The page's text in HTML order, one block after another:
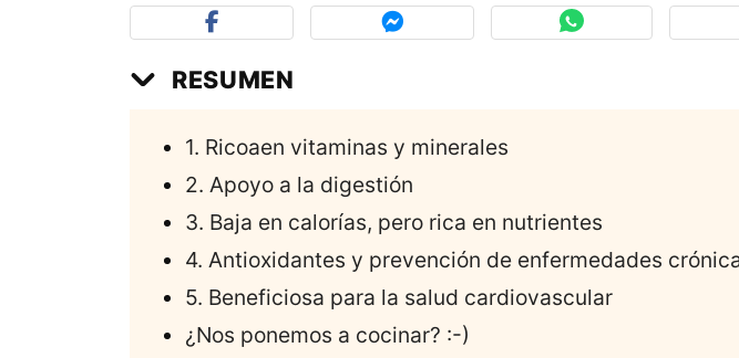
RESUMEN
1. Ricoaen vitaminas y minerales
2. Apoyo a la digestión
3. Baja en calorías, pero rica en nutrientes
4. Antioxidantes y prevención de enfermedades
5. Beneficiosa para la salud cardiovascular
¿Nos ponemos a cocinar? :-)